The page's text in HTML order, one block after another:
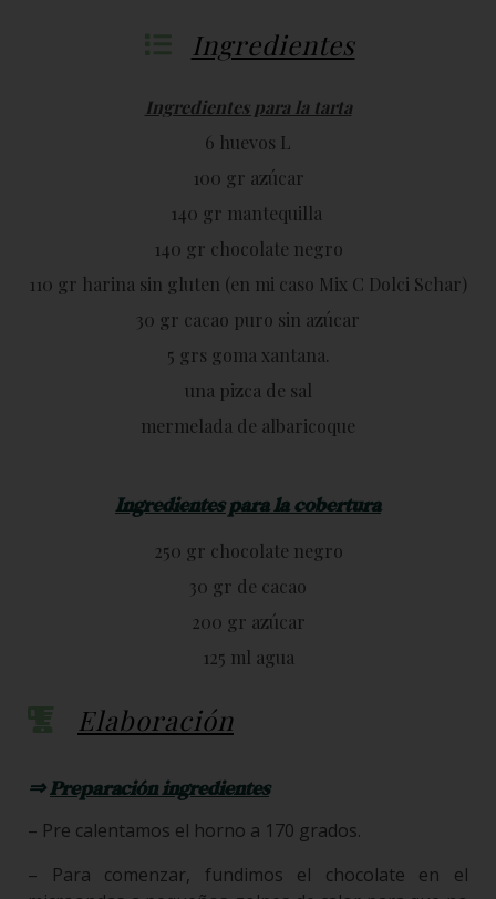
Ingredientes
Ingredientes para la tarta
6 huevos L
100 gr azúcar
140 gr mantequilla
140 gr chocolate negro
110 gr harina sin gluten (en mi caso Mix C Dolci Schar)
30 gr cacao puro sin azúcar
5 grs goma xantana.
una pizca de sal
mermelada de albaricoque
Ingredientes para la cobertura
250 gr chocolate negro
30 gr de cacao
200 gr azúcar
125 ml agua
Elaboración
⇒Preparación ingredientes
– Pre calentamos el horno a 170 grados.
– Para comenzar, fundimos el chocolate en el